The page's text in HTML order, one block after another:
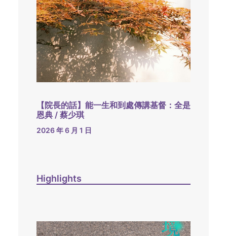
【院長的話】能一生和到處傳講基督：全是
恩典 / 蔡少琪
2026 年 6 月 1 日
Highlights